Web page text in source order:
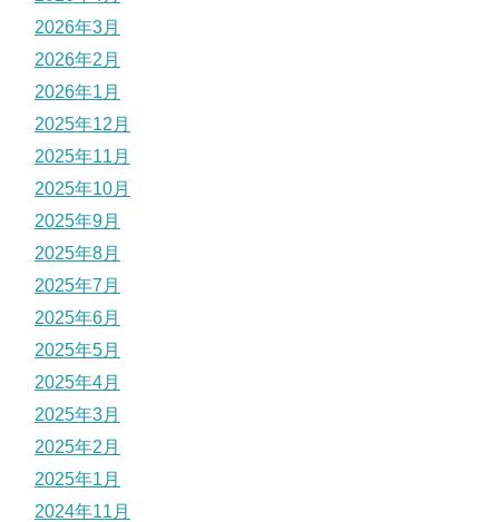
2026年3月
2026年2月
2026年1月
2025年12月
2025年11月
2025年10月
2025年9月
2025年8月
2025年7月
2025年6月
2025年5月
2025年4月
2025年3月
2025年2月
2025年1月
2024年11月